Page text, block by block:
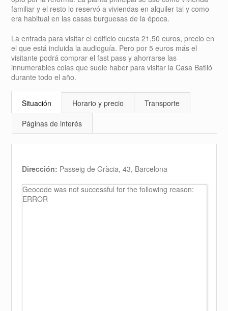
familiar y el resto lo reservó a viviendas en alquiler tal y como
era habitual en las casas burguesas de la época.
La entrada para visitar el edificio cuesta 21,50 euros, precio en
el que está incluida la audioguía. Pero por 5 euros más el
visitante podrá comprar el fast pass y ahorrarse las
innumerables colas que suele haber para visitar la Casa Batlló
durante todo el año.
Situación Horario y precio
Transporte
Páginas de interés
Dirección: Passeig de Gràcia, 43, Barcelona
Geocode was not successful for the following reason:
ERROR